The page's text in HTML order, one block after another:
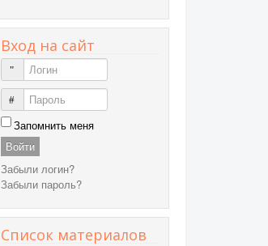
Вход на сайт
Логин
Пароль
Запомнить меня
Войти
Забыли логин?
Забыли пароль?
Список материалов